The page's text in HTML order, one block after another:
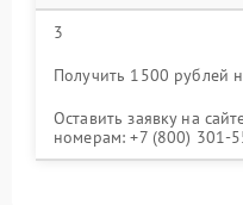
3
Получить 1500 рублей
Оставить заявку на
номерам: +7 (800) 301-